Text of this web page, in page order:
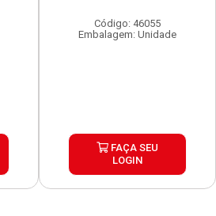
Código: 46055
Embalagem: Unidade
FAÇA SEU
LOGIN